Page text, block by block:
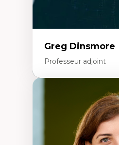
Greg Dinsmore
Professeur adjoint
Fragmentation des
Analyse multi-
médiatiques
Analyse des
travers les données